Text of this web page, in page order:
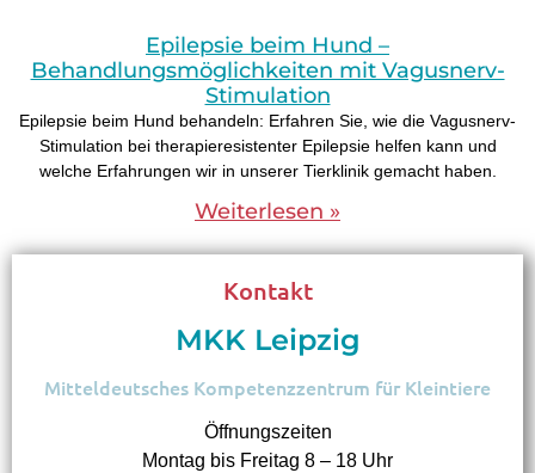
Epilepsie beim Hund –
Behandlungsmöglichkeiten mit Vagusnerv-
Stimulation
Epilepsie beim Hund behandeln: Erfahren Sie, wie die Vagusnerv-
Stimulation bei therapieresistenter Epilepsie helfen kann und
welche Erfahrungen wir in unserer Tierklinik gemacht haben.
Weiterlesen »
Das sagen unsere Kunden
Kontakt
MKK Leipzig
Mitteldeutsches Kompetenzzentrum für Kleintiere
Öffnungszeiten
Montag bis Freitag 8 – 18 Uhr